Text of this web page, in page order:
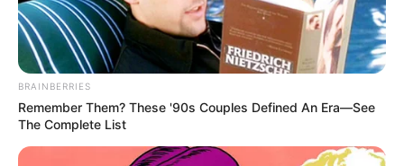
BRAINBERRIES
Remember Them? These '90s Couples Defined An Era—See
The Complete List